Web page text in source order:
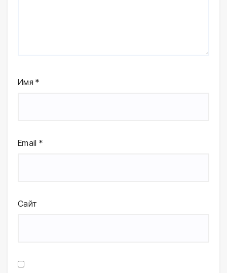
Имя*
Email *
Сайт